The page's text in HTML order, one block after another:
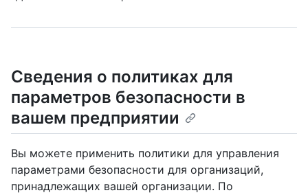
Сведения о политиках для
параметров безопасности в
вашем предприятии
Вы можете применить политики для управления
параметрами безопасности для организаций,
принадлежащих вашей организации. По